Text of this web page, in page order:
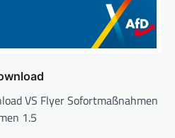
VS Flyer Sofortmaßnahmen
1.5